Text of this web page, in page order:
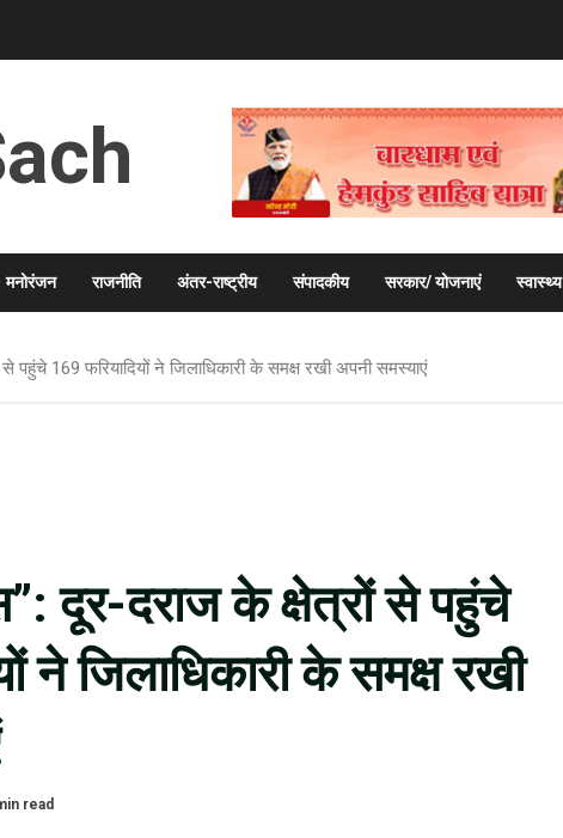
मनोरंजन राजनीति अंतर-राष्ट्रीय संपादकीय सरकार/ योजनाएं स्वास्थ्य
पहुंचे 169 फरियादियों ने जिलाधिकारी के समक्ष रखी अपनी समस्याएं
दूर-दराज के क्षेत्रों से पहुंचे
ने जिलाधिकारी के समक्ष रखी
read